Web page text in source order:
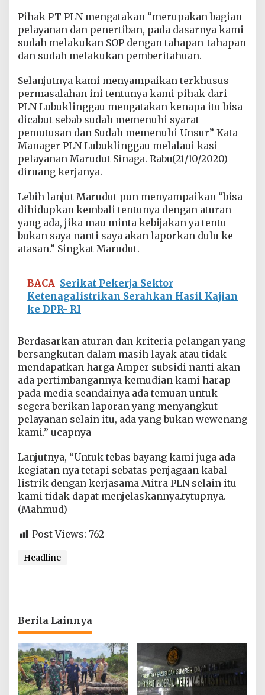
t
r
i
S
p
i
h
k
O
l
e
N
L
u
b
u
k
n
g
Pihak PT PLN mengatakan “merupakan bagian
pelayanan dan penertiban, pada dasarnya kami
sudah melakukan SOP dengan tahapan-tahapan
dan sudah melakukan pemberitahuan.
Selanjutnya kami menyampaikan terkhusus
permasalahan ini tentunya kami pihak dari
PLN Lubuklinggau mengatakan kenapa itu bisa
dicabut sebab sudah memenuhi syarat
pemutusan dan Sudah memenuhi Unsur” Kata
Manager PLN Lubuklinggau melalaui kasi
pelayanan Marudut Sinaga. Rabu(21/10/2020)
diruang kerjanya.
Lebih lanjut Marudut pun menyampaikan “bisa
dihidupkan kembali tentunya dengan aturan
yang ada, jika mau minta kebijakan ya tentu
bukan saya nanti saya akan laporkan dulu ke
atasan.” Singkat Marudut.
BACA Serikat Pekerja Sektor
Ketenagalistrikan Serahkan Hasil Kajian
ke DPR- RI
Berdasarkan aturan dan kriteria pelangan yang
bersangkutan dalam masih layak atau tidak
mendapatkan harga Amper subsidi nanti akan
ada pertimbangannya kemudian kami harap
pada media seandainya ada temuan untuk
segera berikan laporan yang menyangkut
pelayanan selain itu, ada yang bukan wewenang
kami.” ucapnya
Lanjutnya, “Untuk tebas bayang kami juga ada
kegiatan nya tetapi sebatas penjagaan kabal
listrik dengan kerjasama Mitra PLN selain itu
kami tidak dapat menjelaskannya.tytupnya.
(Mahmud)
Post Views: 762
Headline
Berita Lainnya